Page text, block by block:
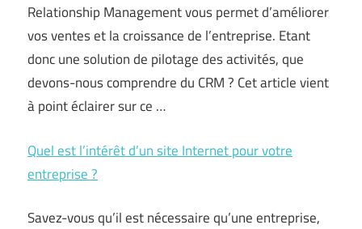
Relationship Management vous permet d’améliorer
vos ventes et la croissance de l’entreprise. Etant
donc une solution de pilotage des activités, que
devons-nous comprendre du CRM ? Cet article vient
à point éclairer sur ce …
Quel est l’intérêt d’un site Internet pour votre
entreprise ?
Savez-vous qu’il est nécessaire qu’une entreprise,